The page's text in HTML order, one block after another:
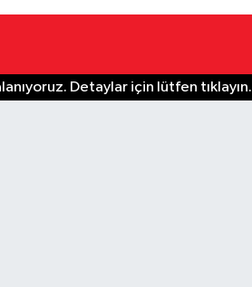
Detaylar için lütfen tıklayın.